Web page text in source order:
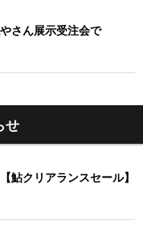
さん展示受注会で
せ
鮎クリアランスセール】